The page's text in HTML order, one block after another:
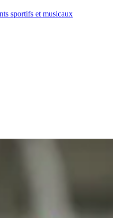
sportifs et musicaux